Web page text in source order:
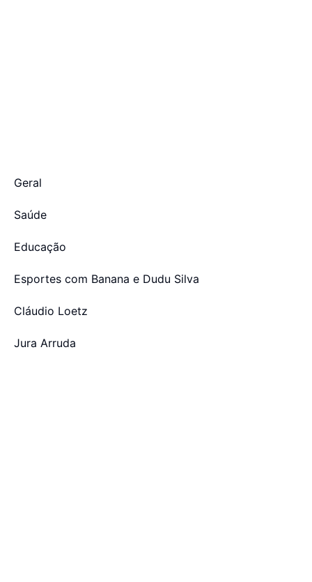
Geral
Saúde
Educação
Esportes com Banana e Dudu Silva
Cláudio Loetz
Jura Arruda